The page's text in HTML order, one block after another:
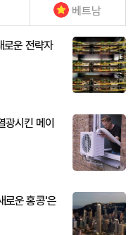
베트남
로운 전략자
광시킨 메이
로운 홍콩'은